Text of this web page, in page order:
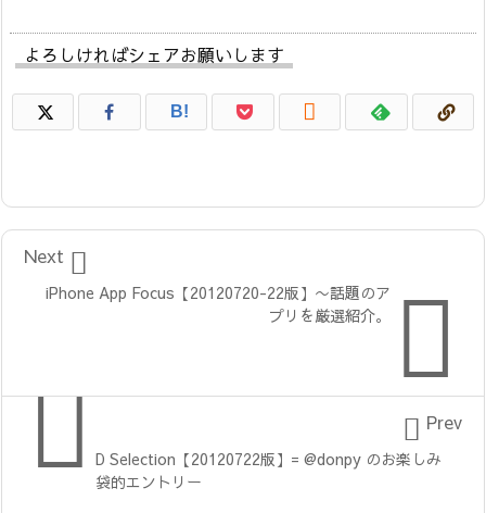
よろしければシェアお願いします
B! 

iPhone App Focus【20120720-22版】〜話題のア
プリを厳選紹介。

Next
D Selection【20120722版】= @donpy のお楽しみ
袋的エントリー
 Prev